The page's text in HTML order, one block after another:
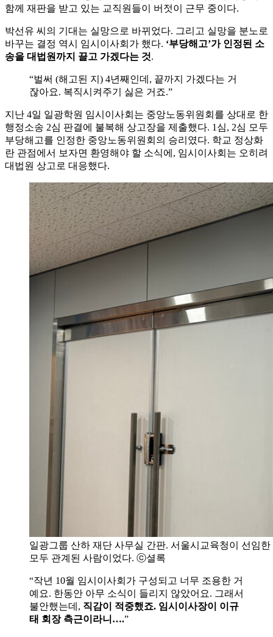
함께 재판을 받고 있는 교직원들이 버젓이 근무 중이다.
박선유 씨의 기대는 실망으로 바뀌었다. 그리고 실망을 분노로
바꾸는 결정 역시 임시이사회가 했다. ‘부당해고’가 인정된 소
송을 대법원까지 끌고 가겠다는 것.
“벌써 (해고된 지) 4년째인데, 끝까지 가겠다는 거
잖아요. 복직시켜주기 싫은 거죠.”
지난 4일 일광학원 임시이사회는 중앙노동위원회를 상대로 한
행정소송 2심 판결에 불복해 상고장을 제출했다. 1심, 2심 모두
부당해고를 인정한 중앙노동위원회의 승리였다. 학교 정상화
란 관점에서 보자면 환영해야 할 소식에, 임시이사회는 오히려
대법원 상고로 대응했다.
일광그룹 산하 재단 사무실 간판. 서울시교육청이 선임
모두 관계된 사람이었다. ⓒ셜록
“작년 10월 임시이사회가 구성되고 너무 조용한 거
예요. 한동안 아무 소식이 들리지 않았어요. 그래서
불안했는데, 직감이 적중했죠. 임시이사장이 이규
태 회장 측근이라니….”